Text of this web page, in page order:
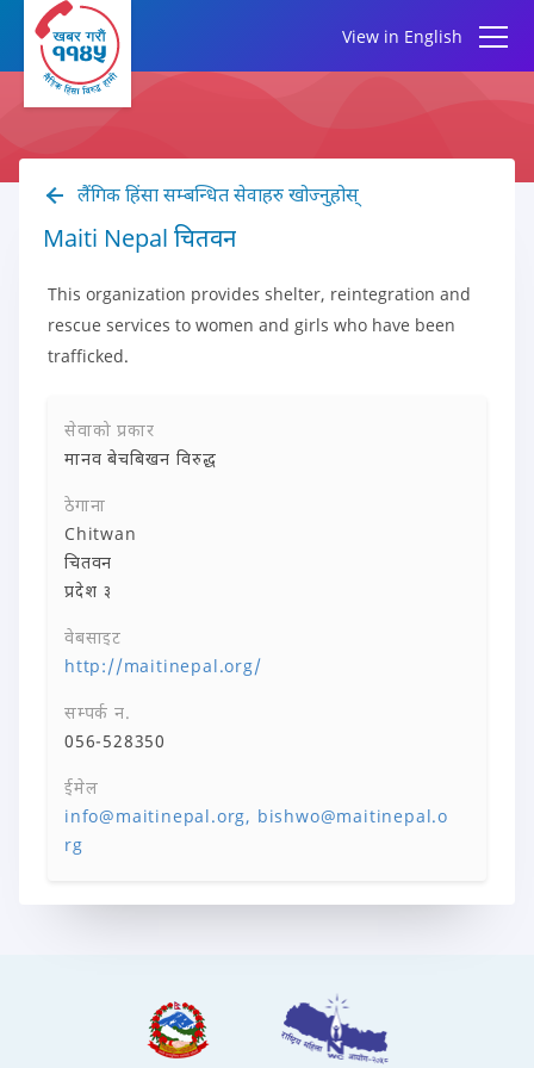
View in English
लैंगिक हिंसा सम्बन्धित सेवाहरु खोज्नुहोस्
Maiti Nepal चितवन
This organization provides shelter, reintegration and
rescue services to women and girls who have been
trafficked.
सेवाको प्रकार
मानव बेचबिखन विरुद्ध
ठेगाना
Chitwan
चितवन
प्रदेश ३
वेबसाइट
http://maitinepal.org/
सम्पर्क न.
056-528350
ईमेल
info@maitinepal.org, bishwo@maitinepal.o
rg